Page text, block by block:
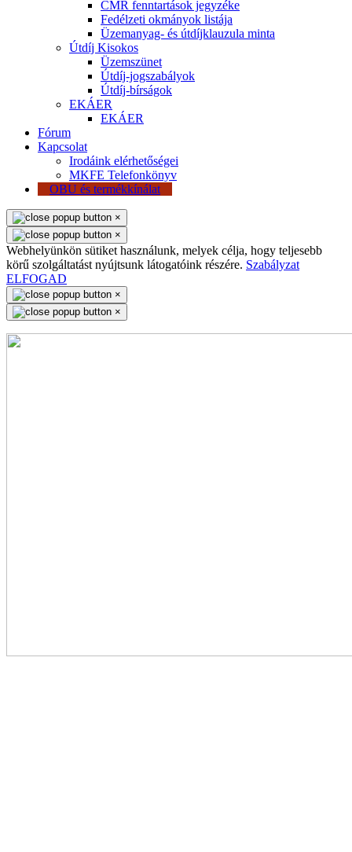
CMR fenntartások jegyzéke
Fedélzeti okmányok listája
Üzemanyag- és útdíjklauzula minta
Útdíj Kisokos
Üzemszünet
Útdíj-jogszabályok
Útdíj-bírságok
EKÁER
EKÁER
Fórum
Kapcsolat
Irodáink elérhetőségei
MKFE Telefonkönyv
OBU és termékkínálat
×
×
Webhelyünkön sütiket használunk, melyek célja, hogy teljesebb
körű szolgáltatást nyújtsunk látogatóink részére. Szabályzat
ELFOGAD
×
×